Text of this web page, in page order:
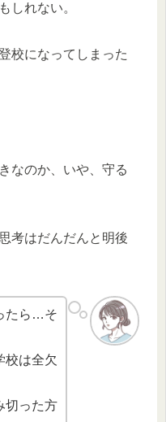
しれない。
校になってしまった
なのか、いや、守る
考はだんだんと明後
たら…そ
校は全欠
切った方